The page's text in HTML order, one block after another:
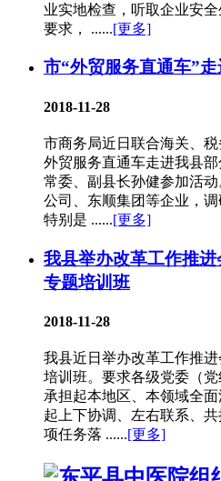
业实地检查，听取企业安
要求， ......[更多]
市“外贸服务直通车”
2018-11-28
市商务局近日联合海关、
外贸服务直通车走进我县
常委、副县长孙健参加活
公司、东顺集团等企业，
特别是 ......[更多]
我县举办改革工作推
专题培训班
2018-11-28
我县近日举办改革工作推
培训班。要求各级党委（
承担起本地区、本领域全
起上下协调、左右联系、
项任务落 ......[更多]